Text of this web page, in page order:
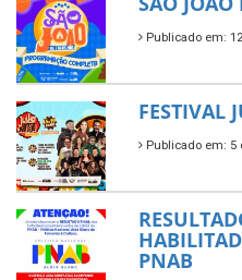
Publicado em:
FESTIVAL
Publicado em: 5
PNAB